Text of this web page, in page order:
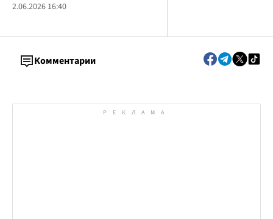
фиктивных соглашений и
2.06.2026 16:40
Комментарии